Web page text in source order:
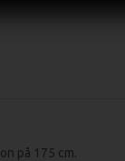
på 175 cm.